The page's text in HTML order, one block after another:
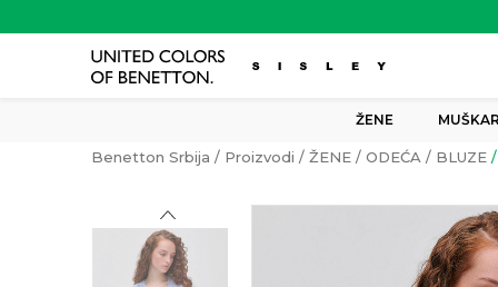
ŽENE
Benetton Srbija Proizvodi ŽENE ODEĆA BLUZE